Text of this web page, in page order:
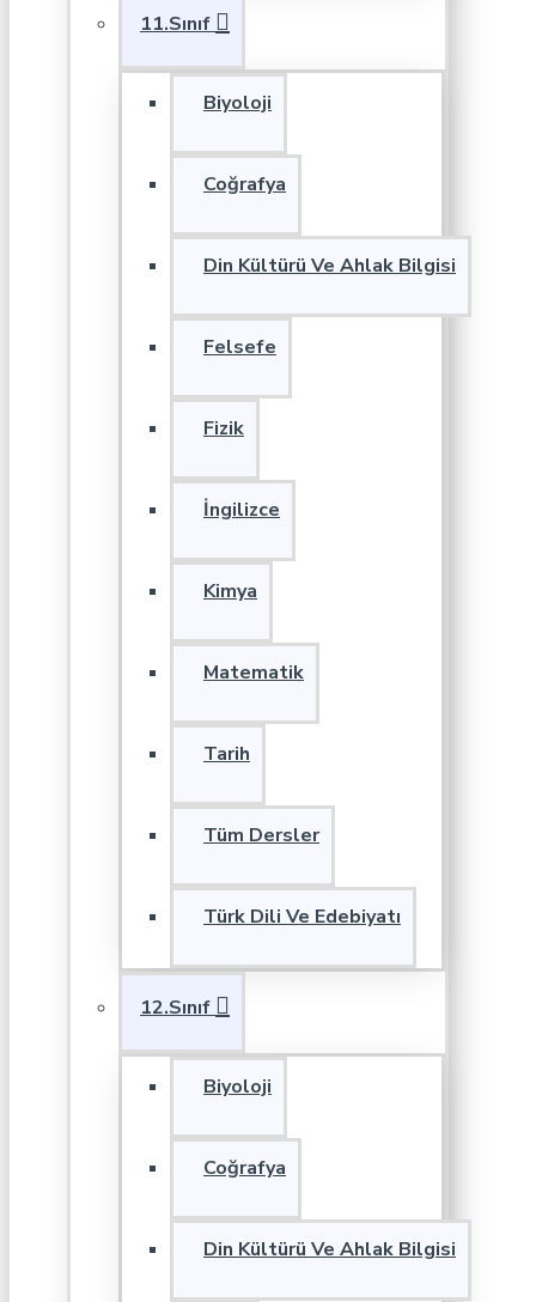
11.Sınıf
Biyoloji
Coğrafya
Din Kültürü Ve Ahlak Bilgisi
Felsefe
Fizik
İngilizce
Kimya
Matematik
Tarih
Tüm Dersler
Türk Dili Ve Edebiyatı
12.Sınıf
Biyoloji
Coğrafya
Din Kültürü Ve Ahlak Bilgisi